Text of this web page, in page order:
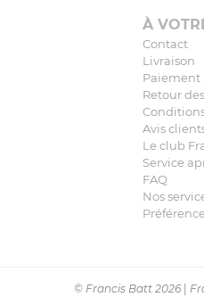
À
Contact
Livraison
Paiement
Retour
Avis
Le club
Service
FAQ
Nos
© Francis Batt 2026